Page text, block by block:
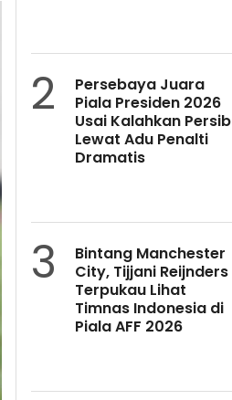
2
Persebaya Juara
Piala Presiden 2026
Usai Kalahkan Persib
Lewat Adu Penalti
Dramatis
3
Bintang Manchester
City, Tijjani Reijnders
Terpukau Lihat
Timnas Indonesia di
Piala AFF 2026